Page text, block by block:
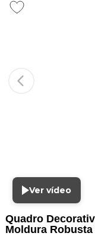
Ver vídeo
Quadro
Moldura Robusta